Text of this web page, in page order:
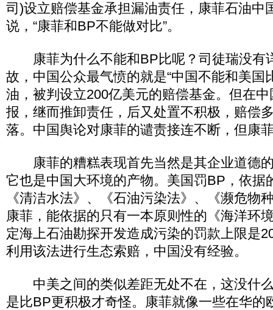
司)设立赔偿基金承担漏油责任，康菲石油中
说，“康菲和BP不能做对比”。
康菲为什么不能和BP比呢？司徒瑞没有
故，中国公众最气愤的就是“中国不能和美国
油，被判设立200亿美元的赔偿基金。但在
报，继而推卸责任，后又处置不积极，赔偿
落。中国舆论对康菲的谴责接连不断，但康
康菲的糟糕表现首先当然是其企业道德
它也是中国大环境的产物。美国罚BP，依据
《清洁水法》、《石油污染法》、《濒危物
康菲，能依据的只有一本原则性的《海洋环
定海上石油勘探开发造成污染的罚款上限是
利用该法进行生态索赔，中国没有经验。
中美之间的类似差距无处不在，这没什
是比BP更积极才奇怪。康菲就像一些在华的